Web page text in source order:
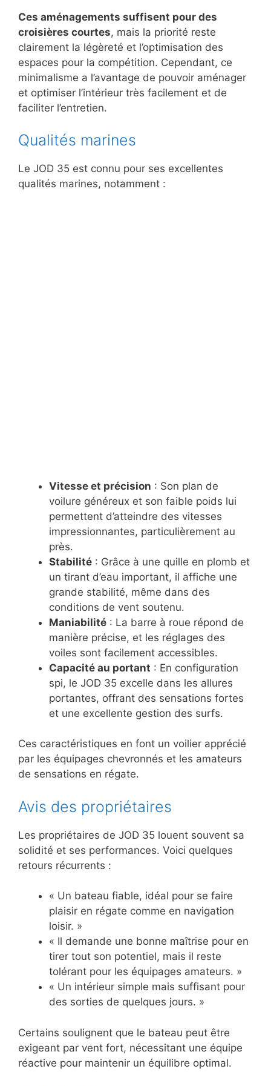
Ces aménagements suffisent pour des
croisières courtes, mais la priorité reste
clairement la légèreté et l’optimisation des
espaces pour la compétition. Cependant, ce
minimalisme a l’avantage de pouvoir aménager
et optimiser l’intérieur très facilement et de
faciliter l’entretien.
Qualités marines
Le JOD 35 est connu pour ses excellentes
qualités marines, notamment :
Vitesse et précision : Son plan de
voilure généreux et son faible poids lui
permettent d’atteindre des vitesses
impressionnantes, particulièrement au
près.
Stabilité : Grâce à une quille en plomb et
un tirant d’eau important, il affiche une
grande stabilité, même dans des
conditions de vent soutenu.
Maniabilité : La barre à roue répond de
manière précise, et les réglages des
voiles sont facilement accessibles.
Capacité au portant : En configuration
spi, le JOD 35 excelle dans les allures
portantes, offrant des sensations fortes
et une excellente gestion des surfs.
Ces caractéristiques en font un voilier apprécié
par les équipages chevronnés et les amateurs
de sensations en régate.
Avis des propriétaires
Les propriétaires de JOD 35 louent souvent sa
solidité et ses performances. Voici quelques
retours récurrents :
« Un bateau fiable, idéal pour se faire
plaisir en régate comme en navigation
loisir. »
« Il demande une bonne maîtrise pour en
tirer tout son potentiel, mais il reste
tolérant pour les équipages amateurs. »
« Un intérieur simple mais suffisant pour
des sorties de quelques jours. »
Certains soulignent que le bateau peut être
exigeant par vent fort, nécessitant une équipe
réactive pour maintenir un équilibre optimal.